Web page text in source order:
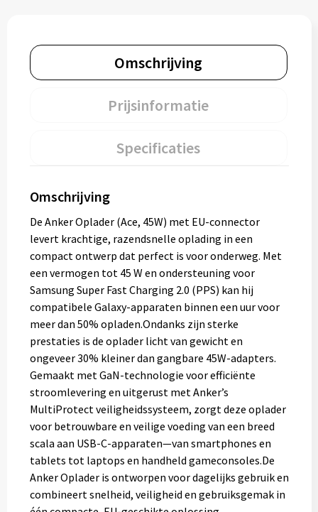
Omschrijving
Prijsinformatie
Specificaties
Omschrijving
De Anker Oplader (Ace, 45W) met EU-connector
levert krachtige, razendsnelle oplading in een
compact ontwerp dat perfect is voor onderweg. Met
een vermogen tot 45 W en ondersteuning voor
Samsung Super Fast Charging 2.0 (PPS) kan hij
compatibele Galaxy-apparaten binnen een uur voor
meer dan 50% opladen.Ondanks zijn sterke
prestaties is de oplader licht van gewicht en
ongeveer 30% kleiner dan gangbare 45W-adapters.
Gemaakt met GaN-technologie voor efficiënte
stroomlevering en uitgerust met Anker’s
MultiProtect veiligheidssysteem, zorgt deze oplader
voor betrouwbare en veilige voeding van een breed
scala aan USB-C-apparaten—van smartphones en
tablets tot laptops en handheld gameconsoles.De
Anker Oplader is ontworpen voor dagelijks gebruik en
combineert snelheid, veiligheid en gebruiksgemak in